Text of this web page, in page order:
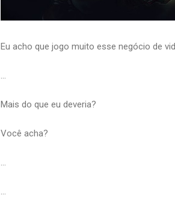
Eu acho que jogo muito esse negócio de
…
Mais do que eu deveria?
Você acha?
…
…